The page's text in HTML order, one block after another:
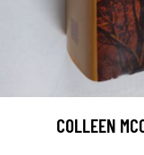
COLLEEN